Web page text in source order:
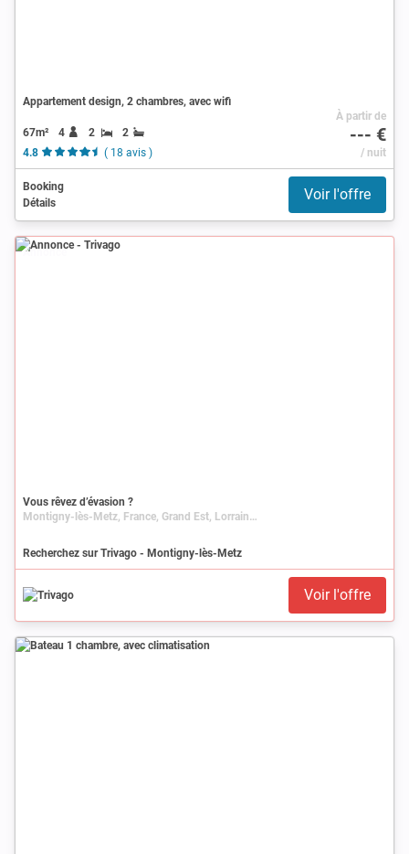
Appartement design, 2 chambres, avec wifi
67m² 4 2
2
4.8
( 18 avis )
À partir de
--- €
/ nuit
Booking
Détails
Voir l'offre
Annonce
Vous rêvez d’évasion ?
Montigny-lès-Metz, France, Grand Est, Lorraine, Moselle
Recherchez sur Trivago - Montigny-lès-Metz
Voir l'offre